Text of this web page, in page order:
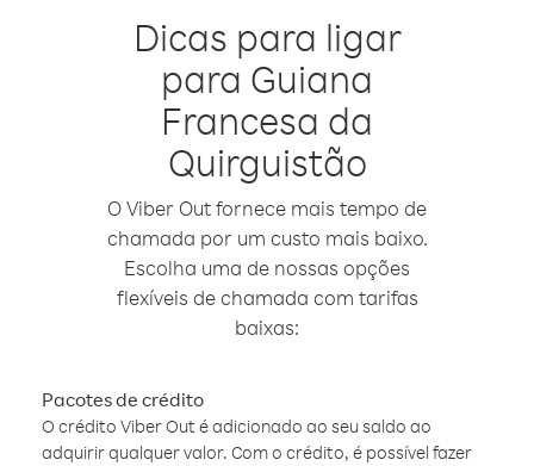
Dicas para ligar
para Guiana
Francesa da
Quirguistão
O Viber Out fornece mais tempo de
chamada por um custo mais baixo.
Escolha uma de nossas opções
flexíveis de chamada com tarifas
baixas:
Pacotes de crédito
O crédito Viber Out é adicionado ao seu saldo ao
adquirir qualquer valor. Com o crédito, é possível fazer